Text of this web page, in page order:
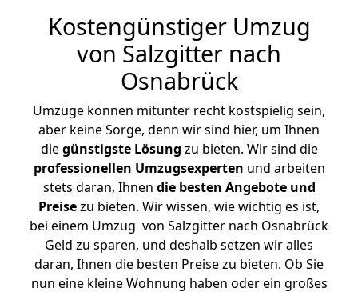
Kostengünstiger Umzug
von Salzgitter nach
Osnabrück
Umzüge können mitunter recht kostspielig sein,
aber keine Sorge, denn wir sind hier, um Ihnen
diegünstigste Lösung zu bieten. Wir sind die
professionellen Umzugsexperten und arbeiten
stets daran, Ihnen die besten Angebote und
Preisezu bieten. Wir wissen, wie wichtig es ist,
bei einem Umzug von Salzgitter nach Osnabrück
Geld zu sparen, und deshalb setzen wir alles
daran, Ihnen die besten Preise zu bieten. Ob Sie
nun eine kleine Wohnung haben oder ein großes